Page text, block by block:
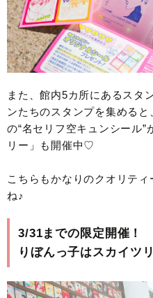
また、館内5カ所にあるスタ
ンたちのスタンプを集める
の“名セリフ空キュンシール”
リー」も開催中♡
こちらもかなりのクオリテ
ね♪
3/31までの限定開催！
りぼんっ子はスカイツ